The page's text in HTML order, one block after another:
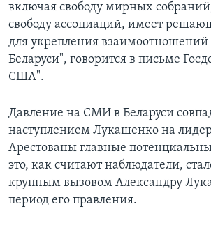
включая свободу мирных
свободу ассоциаций, имеет
для укрепления
Беларуси", говорится в письме
США".
Давление на СМИ в Беларуси
наступлением Лукашенко на
Арестованы главные
это, как считают наблюдатели,
крупным вызовом Александру
период его правления.